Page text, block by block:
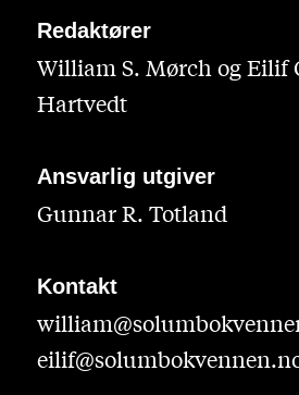
Redaktører
William S. Mørch og Eilif
Hartvedt
Ansvarlig utgiver
Gunnar R. Totland
Kontakt